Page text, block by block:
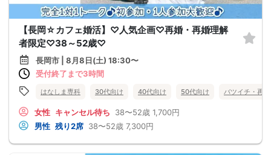
【長岡☆カフェ婚活】♡人気企画♡再婚・再婚理解
者限定♡38～52歳♡
長岡市 | 8月8日(土) 18:30〜
受付終了まで3時間
はなしま専科 30代向け 40代向け 50代向け バツイチ・再婚
女性 キャンセル待ち 38〜52歳 1,700円
男性 残り2席 38〜52歳 7,300円